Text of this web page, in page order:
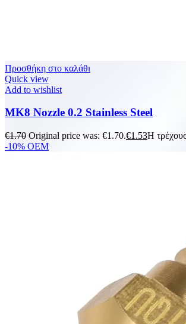
Προσθήκη στο καλάθι
Quick view
Add to wishlist
MK8 Nozzle 0.2 Stainless Steel
€1.70 Original price was: €1.70.€1.53Η
-10% OEM